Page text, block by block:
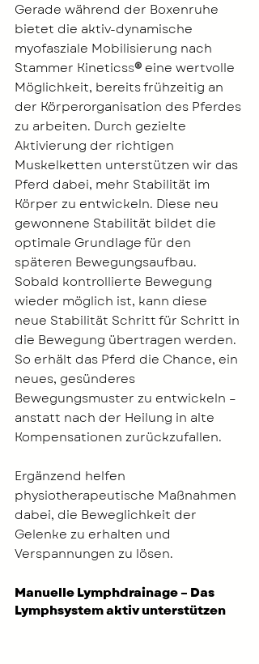
Gerade während der Boxenruhe
bietet die aktiv-dynamische
myofasziale Mobilisierung nach
Stammer Kineticss® eine wertvolle
Möglichkeit, bereits frühzeitig an
der Körperorganisation des Pferdes
zu arbeiten. Durch gezielte
Aktivierung der richtigen
Muskelketten unterstützen wir das
Pferd dabei, mehr Stabilität im
Körper zu entwickeln. Diese neu
gewonnene Stabilität bildet die
optimale Grundlage für den
späteren Bewegungsaufbau.
Sobald kontrollierte Bewegung
wieder möglich ist, kann diese
neue Stabilität Schritt für Schritt in
die Bewegung übertragen werden.
So erhält das Pferd die Chance, ein
neues, gesünderes
Bewegungsmuster zu entwickeln –
anstatt nach der Heilung in alte
Kompensationen zurückzufallen.
Ergänzend helfen
physiotherapeutische Maßnahmen
dabei, die Beweglichkeit der
Gelenke zu erhalten und
Verspannungen zu lösen.
Manuelle Lymphdrainage – Das
Lymphsystem aktiv unterstützen